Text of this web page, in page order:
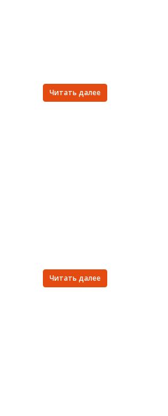
Читать далее
Читать далее